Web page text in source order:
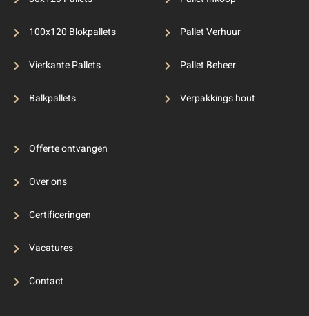
100x120 Blokpallets
Vierkante Pallets
Balkpallets
Pallet Verhuur
Pallet Beheer
Verpakkings hout
Offerte ontvangen
Over ons
Certificeringen
Vacatures
Contact